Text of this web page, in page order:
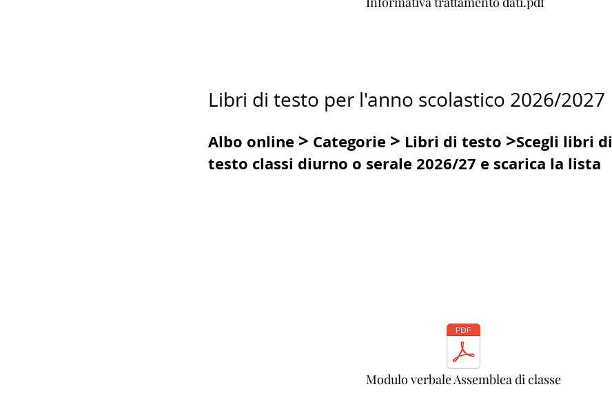
Libri di testo per l'anno scolastico 2026/2027
Albo online > Categorie > Libri di testo >Scegli libri di
testo classi diurno o serale 2026/27 e scarica la lista
Modulo verbale Assemblea di classe